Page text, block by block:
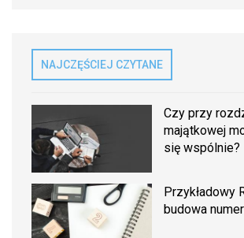
NAJCZĘŚCIEJ CZYTANE
Czy przy
majątkowej
się wspólnie?
Przykładowy
budowa